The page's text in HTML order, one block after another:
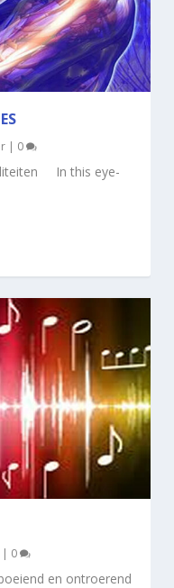
| 0
In this eye-
| 0
en ontroerend